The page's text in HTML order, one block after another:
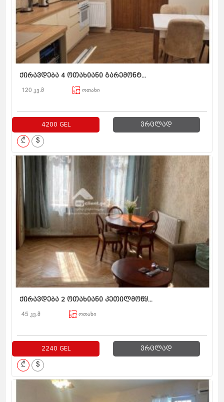
ქირავდება 4 ოთახიანი გარემონტ...
120 კვ.მ ოთახი
4200 GEL ვრცლად
₾ $
ქირავდება 2 ოთახიანი კეთილმოწყ...
45 კვ.მ ოთახი
2240 GEL ვრცლად
₾ $